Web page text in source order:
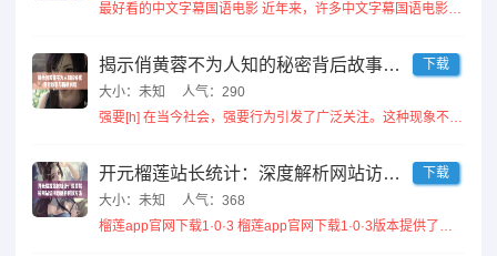
最好看的中文字幕国语电影 近年来，许多中文字幕国语电影备受追捧，如《我不是药神》和《追龙》。这些电影不仅剧...
揭示俏黄蓉不为人知的秘密背后故事与情感纠葛
大小：未知
人气：290
强要[h] 在当今社会，强要行为引发了广泛关注。这种现象不仅涉及性别关系，更是权利与尊重的问题。公众对强要...
下载
开元榴莲站长统计：深度解析网站访问数据的有效方法
大小：未知
人气：368
榴莲app官网下载1·0·3 榴莲app官网下载1·0·3版本提供了更加流畅的用户体验和多种新功能，用户可...
下载